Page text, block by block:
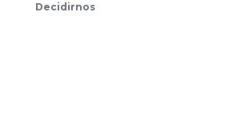
Decidirnos